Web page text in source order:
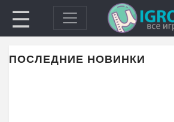
☰
ПОСЛЕДНИЕ НОВИНКИ